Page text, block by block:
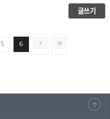
글쓰기
5 6